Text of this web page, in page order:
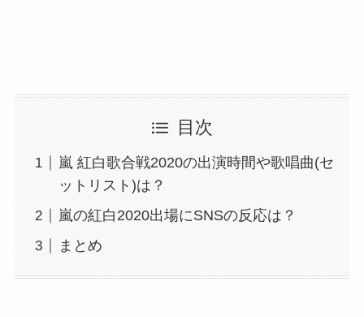
目次
嵐 紅白歌合戦2020の出演時間や歌唱曲(セ
ットリスト)は？
嵐の紅白2020出場にSNSの反応は？
まとめ